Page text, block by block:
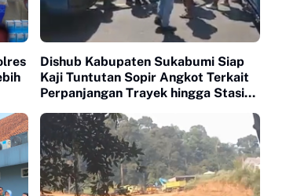
Dishub Kabupaten Sukabumi Siap
Kaji Tuntutan Sopir Angkot Terkait
Perpanjangan Trayek hingga Stasiun